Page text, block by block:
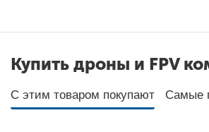
Купить дроны и FPV
С этим товаром покупают Самые